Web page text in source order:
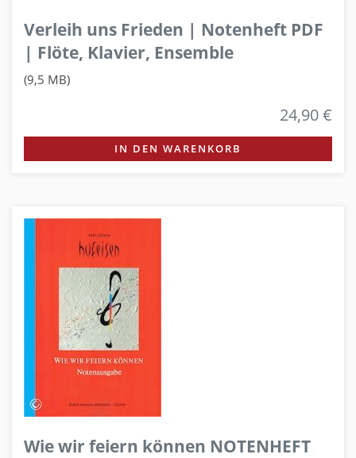
Verleih uns Frieden | Notenheft PDF
| Flöte, Klavier, Ensemble
(9,5 MB)
24,90 €
IN DEN WARENKORB
Wie wir feiern können NOTENHEFT